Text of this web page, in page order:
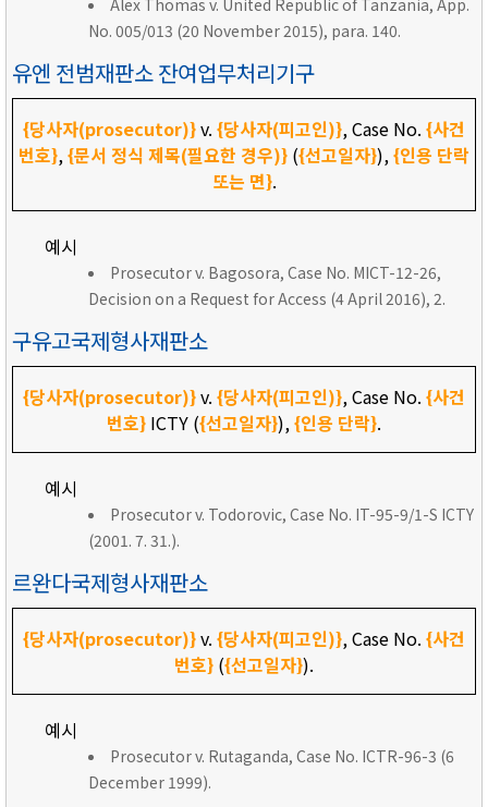
Alex Thomas v. United Republic of Tanzania, App.
No. 005/013 (20 November 2015), para. 140.
유엔 전범재판소 잔여업무처리기구
{당사자(prosecutor)}v. {당사자(피고인)}, Case No. {사건
번호},{문서 정식 제목(필요한 경우)} ({선고일자}),{인용 단락
또는 면}.
예시
Prosecutor v. Bagosora, Case No. MICT-12-26,
Decision on a Request for Access (4 April 2016), 2.
구유고국제형사재판소
{당사자(prosecutor)}v. {당사자(피고인)}, Case No. {사건
번호} ICTY ({선고일자}),{인용 단락}.
예시
Prosecutor v. Todorovic, Case No. IT-95-9/1-S ICTY
(2001. 7. 31.).
르완다국제형사재판소
{당사자(prosecutor)}v. {당사자(피고인)}, Case No. {사건
번호} ({선고일자}).
예시
Prosecutor v. Rutaganda, Case No. ICTR-96-3 (6
December 1999).